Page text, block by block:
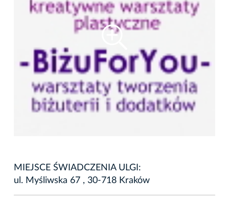
MIEJSCE ŚWIADCZENIA ULGI:
ul. Myśliwska 67 , 30-718 Kraków